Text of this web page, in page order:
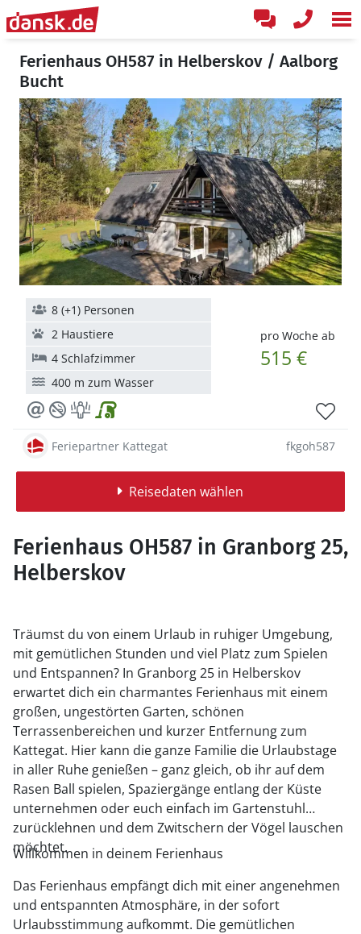
Ferienhaus OH587 in Helberskov / Aalborg
Bucht
pro Woche ab
515 €
8 (+1) Personen
2 Haustiere
4 Schlafzimmer
400 m zum Wasser
Feriepartner Kattegat fkgoh587
Reisedaten wählen
Ferienhaus OH587 in Granborg 25,
Helberskov
Träumst du von einem Urlaub in ruhiger Umgebung,
mit gemütlichen Stunden und viel Platz zum Spielen
und Entspannen? In Granborg 25 in Helberskov
erwartet dich ein charmantes Ferienhaus mit einem
großen, ungestörten Garten, schönen
Terrassenbereichen und kurzer Entfernung zum
Kattegat. Hier kann die ganze Familie die Urlaubstage
in aller Ruhe genießen – ganz gleich, ob ihr auf dem
Rasen Ball spielen, Spaziergänge entlang der Küste
unternehmen oder euch einfach im Gartenstuhl
zurücklehnen und dem Zwitschern der Vögel lauschen
möchtet.
Willkommen in deinem Ferienhaus
Das Ferienhaus empfängt dich mit einer angenehmen
und entspannten Atmosphäre, in der sofort
Urlaubsstimmung aufkommt. Die gemütlichen